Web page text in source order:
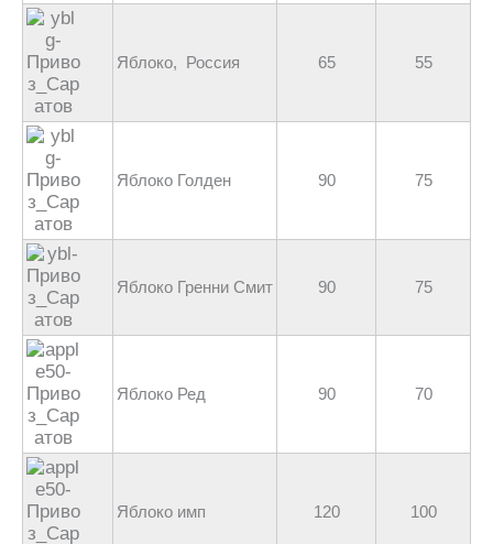
Яблоко, Россия 65 55
Яблоко Голден 90 75
Яблоко Гренни Смит 90 75
Яблоко Ред 90 70
Яблоко имп 120 100